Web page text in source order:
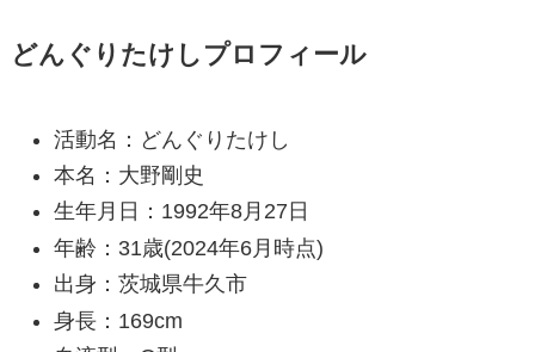
どんぐりたけしプロフィール
活動名：どんぐりたけし
本名：大野剛史
生年月日：1992年8月27日
年齢：31歳(2024年6月時点)
出身：茨城県牛久市
身長：169cm